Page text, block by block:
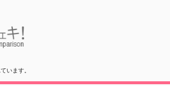
います。